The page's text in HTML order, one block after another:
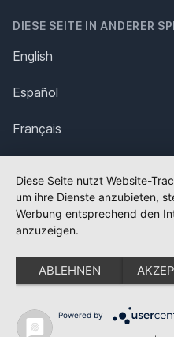
DIESE SEITE IN ANDERER
English
Español
Français
Polska
Português
Nederlands
Svenska
Diese Seite nutzt Website-
um ihre Dienste anzubieten,
Werbung entsprechend den
anzuzeigen.
ABLEHNEN
Powered by